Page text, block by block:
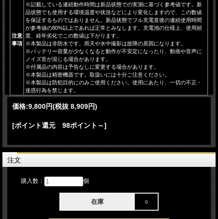
注意
事項
※記載している連続動作時間は新品状態での実測に基づく参考値です。新
品状態でも使用する環境温度や状況などにより変化しますので、この数値
を保証するものではありません。新品状態でフル充電直後の連続使用時間
が参考値の80%以上であれば正常とみなします。充電池の仕様上、使用頻
度、経年劣化でこの数値は下がります。
※本製品は非防水です。雨天や水中撮影は故障の原因になります。
※バッテリー容量が少なくなると動作が不安定になったり、動画や音声に
ノイズ音が混じる場合があります。
※付属品の内容は予告なしに変更する場合があります。
※本製品は精密機器です。取扱いには十分ご注意ください。
※本製品は防犯目的にのみご使用ください。使用にあたり、一切の不正・
迷惑行為を禁じます。
価格:9,800円(税抜 8,909円)
[ポイント還元 98ポイント～]
注文
購入数： 個
在庫 ○